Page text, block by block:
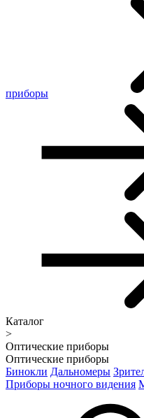
приборы
Каталог
>
Оптические приборы
Оптические приборы
Бинокли Дальномеры
Приборы ночного видения